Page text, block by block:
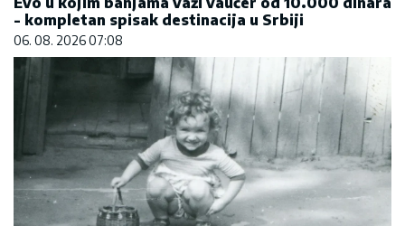
- kompletan spisak destinacija u Srbiji
06. 08. 2026 07:08